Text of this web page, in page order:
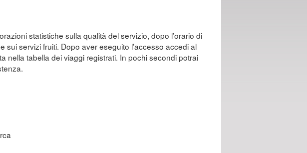
statistiche sulla qualità del servizio, dopo l’orario di
servizi fruiti. Dopo aver eseguito l’accesso accedi al
nella tabella dei viaggi registrati. In pochi secondi potrai